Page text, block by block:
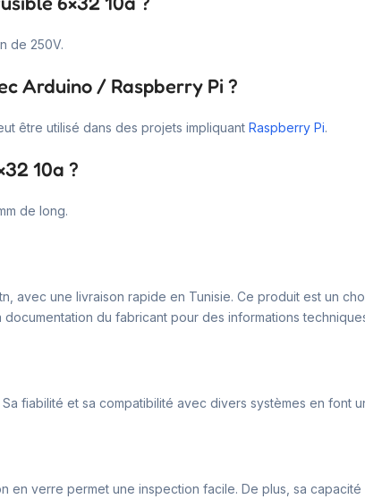
de 250V.
Arduino / Raspberry Pi ?
être utilisé dans des projets impliquant Raspberry Pi.
10a ?
de long.
avec une livraison rapide en Tunisie. Ce produit est un
du fabricant pour des informations
fiabilité et sa compatibilité avec divers systèmes en font
en verre permet une inspection facile. De plus, sa